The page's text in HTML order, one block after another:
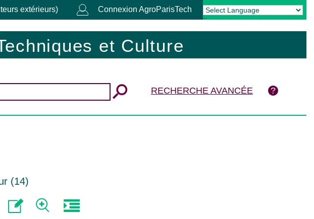
extérieurs) Connexion AgroParisTech
Powered by Translate
et Culture
RECHERCHE AVANCÉE
(14)